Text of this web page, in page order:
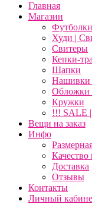
Главная
Магазин
Футболки
Худи |
Свитеры
Кепки-
Шапки
Нашивки
Обложки
Кружки
!!!
Вещи на заказ
Инфо
Доставка
Отзывы
Контакты
Личный